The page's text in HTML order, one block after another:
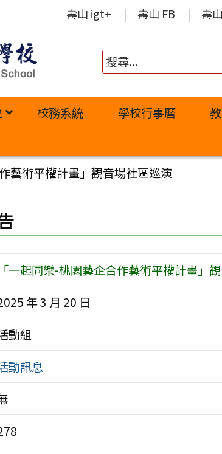
壽山 igt+ 壽山 FB 壽
校務系統 學校行事曆
藝術平權計畫」觀音場社區巡演
「一起同樂-桃園藝企合作藝術平權計畫」
年 3 月 20 日
動組
動訊息